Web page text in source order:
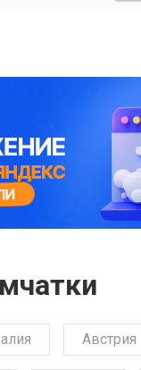
Австрия